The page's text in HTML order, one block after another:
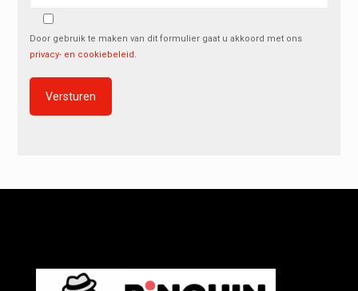
Door gebruik te maken van dit formulier gaat u akkoord met ons
privacy- en cookiebeleid.